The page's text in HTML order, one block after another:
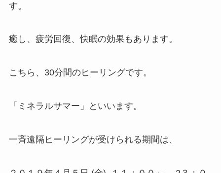
す。
癒し、疲労回復、快眠の効果もあります。
こちら、30分間のヒーリングです。
「ミネラルサマー」といいます。
一斉遠隔ヒーリングが受けられる期間は、